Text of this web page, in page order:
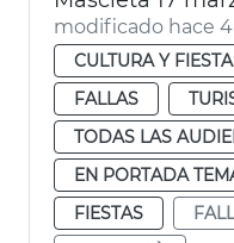
modificado hace
CULTURA Y
FALLAS
TODAS LAS
EN PORTADA
FIESTAS